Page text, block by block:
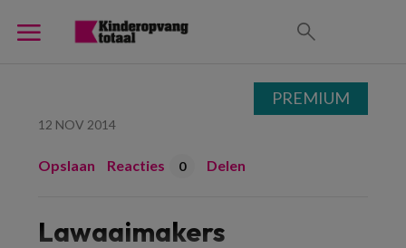
12 NOV 2014
Opslaan Reacties 0 Delen
Lawaaimakers
PREMIUM